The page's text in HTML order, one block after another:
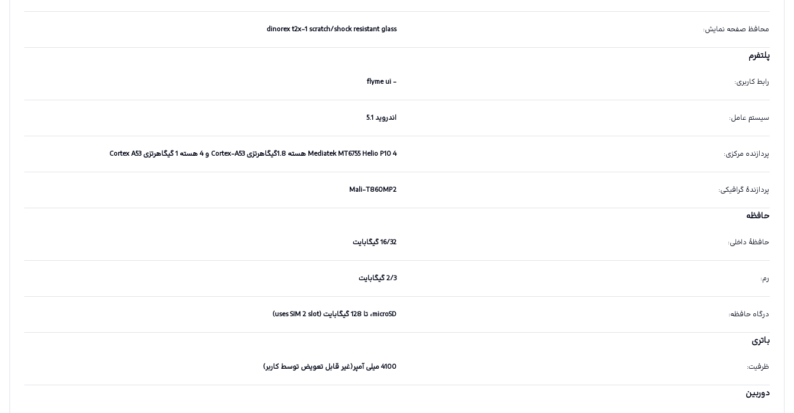
محافظ صفحه نمایش:
dinorex t2x-1 scratch/shock resistant glass
پلتفرم
رابط کاربری:
- flyme ui
سیستم عامل: اندروید 5.1
پردازنده مرکزی: Mediatek MT6755 Helio P10 4 هسته 1.8گیگاهرتزی Cortex-A53 و 4 هسته 1 گیگاهرتزی Cortex A53
پردازندهٔ گرافیکی:
Mali-T860MP2
حافظه
حافظهٔ داخلی: 16/32 گیگابایت
رم: 2/3 گیگابایت
درگاه حافظه: microSD، تا 128 گیگابایت (uses SIM 2 slot)
باتری
ظرفیت: 4100 میلی آمپر(غیر قابل تعویض توسط کاربر)
دوربین